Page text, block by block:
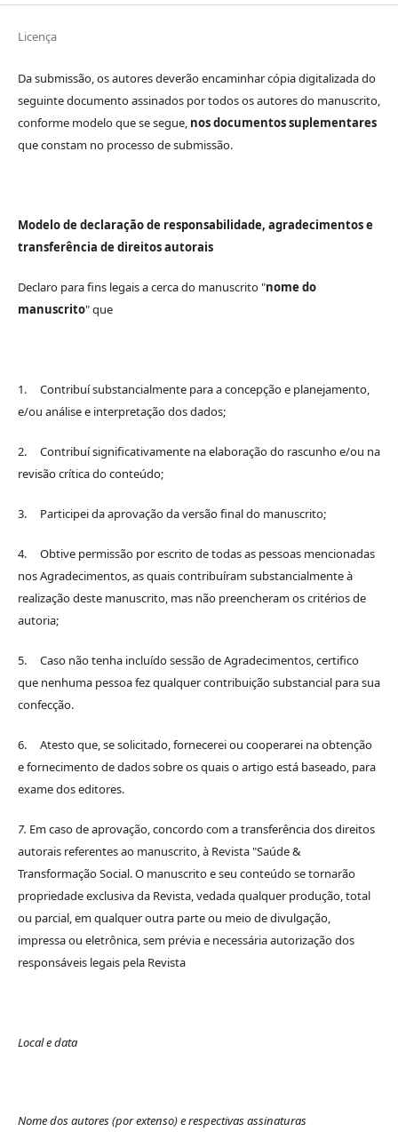
Licença
Da submissão, os autores deverão encaminhar cópia digitalizada do
seguinte documento assinados por todos os autores do manuscrito,
conforme modelo que se segue, nos documentos suplementares
que constam no processo de submissão.
Modelo de declaração de responsabilidade, agradecimentos e
transferência de direitos autorais
Declaro para fins legais a cerca do manuscrito "nome do
manuscrito" que
1. Contribuí substancialmente para a concepção e planejamento,
e/ou análise e interpretação dos dados;
2. Contribuí significativamente na elaboração do rascunho e/ou na
revisão crítica do conteúdo;
3. Participei da aprovação da versão final do manuscrito;
4. Obtive permissão por escrito de todas as pessoas mencionadas
nos Agradecimentos, as quais contribuíram substancialmente à
realização deste manuscrito, mas não preencheram os critérios de
autoria;
5. Caso não tenha incluído sessão de Agradecimentos, certifico
que nenhuma pessoa fez qualquer contribuição substancial para sua
confecção.
6. Atesto que, se solicitado, fornecerei ou cooperarei na obtenção
e fornecimento de dados sobre os quais o artigo está baseado, para
exame dos editores.
7. Em caso de aprovação, concordo com a transferência dos direitos
autorais referentes ao manuscrito, à Revista "Saúde &
Transformação Social. O manuscrito e seu conteúdo se tornarão
propriedade exclusiva da Revista, vedada qualquer produção, total
ou parcial, em qualquer outra parte ou meio de divulgação,
impressa ou eletrônica, sem prévia e necessária autorização dos
responsáveis legais pela Revista
Local e data
Nome dos autores (por extenso) e respectivas assinaturas